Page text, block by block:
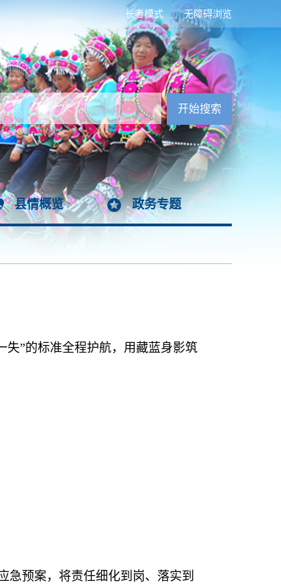
无障碍浏览
长者模式
县情概览 政务专题
失”的标准全程护航，用藏蓝身影筑
急预案，将责任细化到岗、落实到